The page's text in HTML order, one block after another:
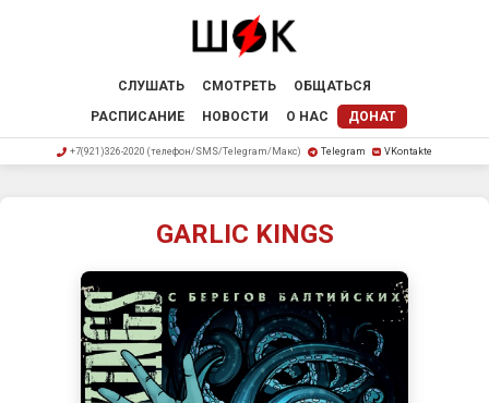
СЛУШАТЬ СМОТРЕТЬ
ОБЩАТЬСЯ
РАСПИСАНИЕ
НОВОСТИ О НАС ДОНАТ
+7(921)326-2020 (телефон/SMS/Telegram/Макс) Telegram VKontakte
GARLIC KINGS